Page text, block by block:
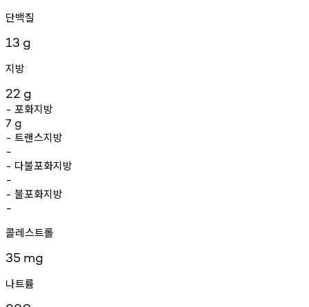
단백질
13 g
지방
22 g
- 포화지방
7 g
- 트랜스지방
-
- 다불포화지방
-
- 불포화지방
-
콜레스트롤
35 mg
나트륨